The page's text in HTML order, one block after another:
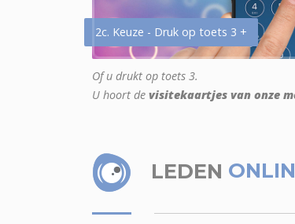
2c. Keuze - Druk op toets 3 +
Of u drukt op toets 3.
U hoort de visitekaartjes van onze
LEDEN